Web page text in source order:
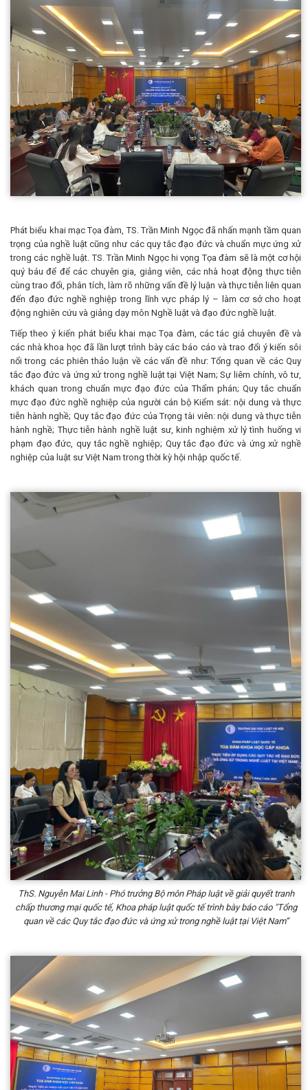
Phát biểu khai mạc Tọa đàm, TS. Trần Minh Ngọc đã nhấn mạnh tầm quan
trọng của nghề luật cũng như các quy tắc đạo đức và chuẩn mực ứng xử
trong các nghề luật. TS. Trần Minh Ngọc hi vọng Tọa đàm sẽ là một cơ hội
quý báu để để các chuyên gia, giảng viên, các nhà hoạt động thực tiễn
cùng trao đổi, phân tích, làm rõ những vấn đề lý luận và thực tiễn liên quan
đến đạo đức nghề nghiệp trong lĩnh vực pháp lý – làm cơ sở cho hoạt
động nghiên cứu và giảng dạy môn Nghề luật và đạo đức nghề luật.
Tiếp theo ý kiến phát biểu khai mạc Tọa đàm, các tác giả chuyên đề và
các nhà khoa học đã lần lượt trình bày các báo cáo và trao đổi ý kiến sôi
nổi trong các phiên thảo luận về các vấn đề như: Tổng quan về các Quy
tắc đạo đức và ứng xử trong nghề luật tại Việt Nam; Sự liêm chính, vô tư,
khách quan trong chuẩn mực đạo đức của Thẩm phán; Quy tắc chuẩn
mực đạo đức nghề nghiệp của người cán bộ Kiểm sát: nội dung và thực
tiễn hành nghề; Quy tắc đạo đức của Trọng tài viên: nội dung và thực tiễn
hành nghề; Thực tiễn hành nghề luật sư, kinh nghiệm xử lý tình huống vi
phạm đạo đức, quy tắc nghề nghiệp; Quy tắc đạo đức và ứng xử nghề
nghiệp của luật sư Việt Nam trong thời kỳ hội nhập quốc tế.
ThS. Nguyễn Mai Linh - Phó trưởng Bộ môn Pháp luật về giải quyết tranh
chấp thương mại quốc tế, Khoa pháp luật quốc tế trình bày báo cáo "Tổng
quan về các Quy tắc đạo đức và ứng xử trong nghề luật tại Việt Nam”